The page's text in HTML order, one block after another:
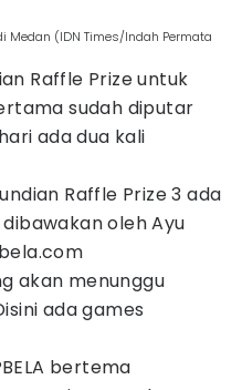
Medan (IDN Times/Indah Permata
Raffle Prize untuk
sudah diputar
ada dua kali
Raffle Prize 3 ada
oleh Ayu
akan menunggu
ada games
bertema